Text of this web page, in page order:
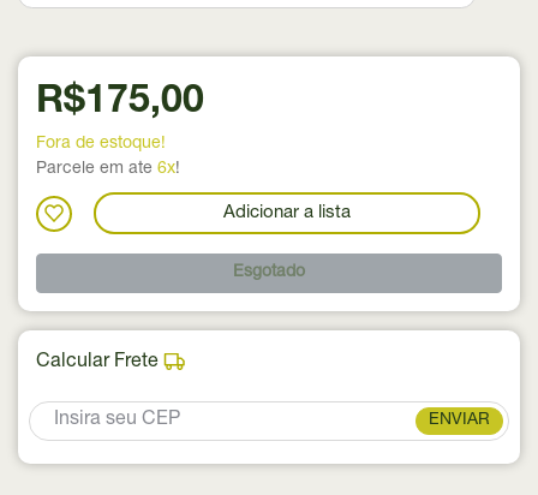
R$175,00
Fora de estoque!
Parcele em ate 6x!
Adicionar a lista
Esgotado
Calcular Frete
ENVIAR